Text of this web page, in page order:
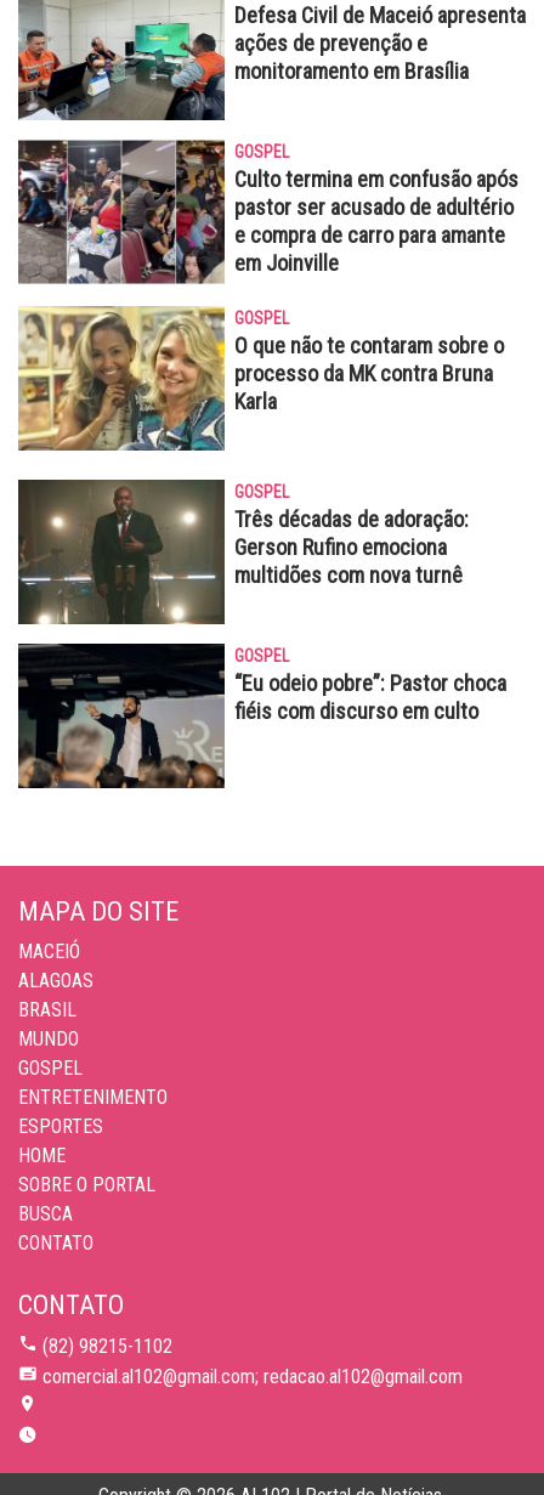
Defesa Civil de Maceió apresenta
ações de prevenção e
monitoramento em Brasília
GOSPEL
Culto termina em confusão após
pastor ser acusado de adultério
e compra de carro para amante
em Joinville
GOSPEL
O que não te contaram sobre o
processo da MK contra Bruna
Karla
GOSPEL
Três décadas de adoração:
Gerson Rufino emociona
multidões com nova turnê
GOSPEL
“Eu odeio pobre”: Pastor choca
fiéis com discurso em culto
MAPA DO SITE
MACEIÓ
ALAGOAS
BRASIL
MUNDO
GOSPEL
ENTRETENIMENTO
ESPORTES
HOME
SOBRE O PORTAL
BUSCA
CONTATO
CONTATO
(82) 98215-1102
comercial.al102@gmail.com; redacao.al102@gmail.com